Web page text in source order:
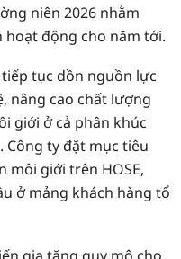
niên 2026 nhằm
hoạt động cho năm tới.
tục dồn nguồn lực
nâng cao chất lượng
giới ở cả phân khúc
Công ty đặt mục tiêu
giới trên HOSE,
ở mảng khách hàng tổ